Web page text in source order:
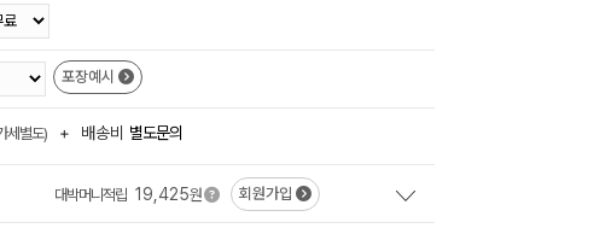
포장예시
세별도) + 배송비 별도문의
대박머니적립 19,425원 회원가입